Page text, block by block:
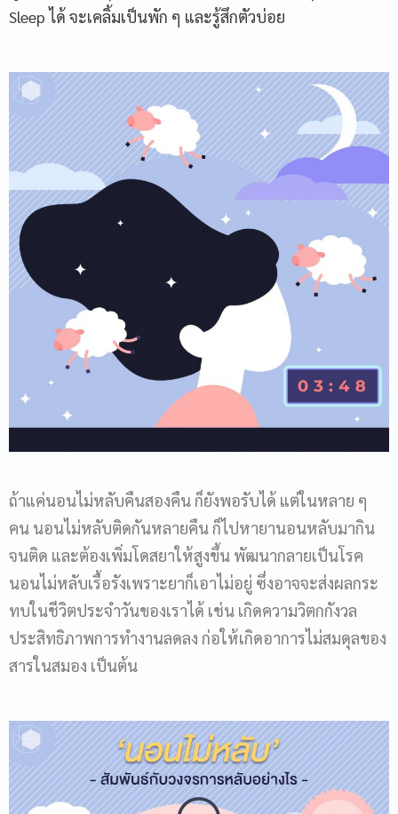
Sleep ได้ จะเคลิ้มเป็นพัก ๆ และรู้สึกตัวบ่อย
ถ้าแค่นอนไม่หลับคืนสองคืน ก็ยังพอรับได้ แต่ในหลาย ๆ
คน นอนไม่หลับติดกันหลายคืน ก็ไปหายานอนหลับมากิน
จนติด และต้องเพิ่มโดสยาให้สูงขึ้น พัฒนากลายเป็นโรค
นอนไม่หลับเรื้อรังเพราะยาก็เอาไม่อยู่ ซึ่งอาจจะส่งผลกระ
ทบในชีวิตประจำวันของเราได้ เช่น เกิดความวิตกกังวล
ประสิทธิภาพการทำงานลดลง ก่อให้เกิดอาการไม่สมดุลของ
สารในสมอง เป็นต้น